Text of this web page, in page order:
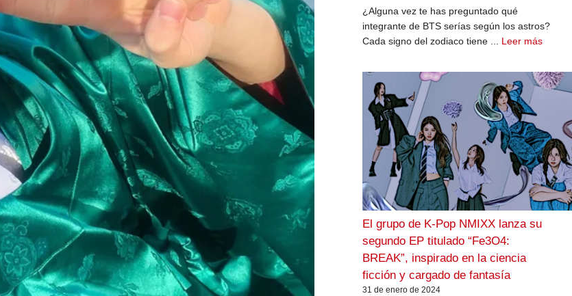
¿Alguna vez te has preguntado qué
integrante de BTS serías según los astros?
Cada signo del zodiaco tiene ... Leer más
El grupo de K-Pop NMIXX lanza su
segundo EP titulado “Fe3O4:
BREAK”, inspirado en la ciencia
ficción y cargado de fantasía
31 de enero de 2024